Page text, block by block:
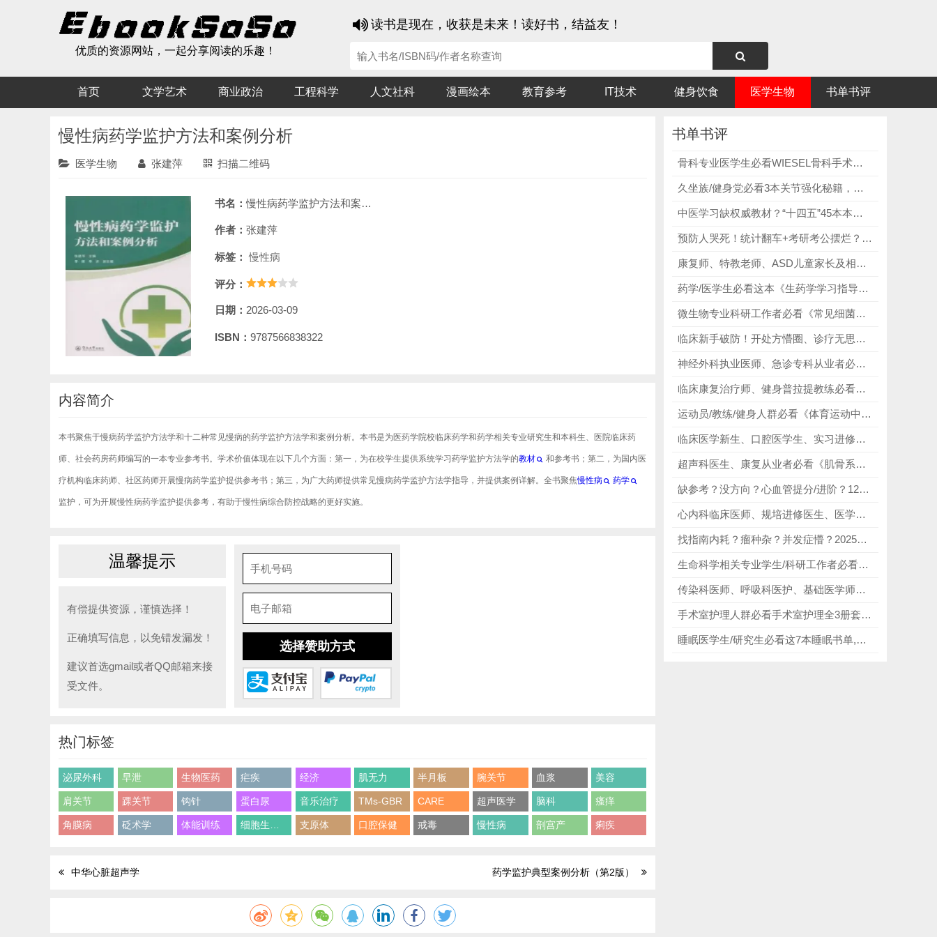
优质的资源网站，一起分享阅读的乐趣！
读书是现在，收获是未来！读好书，结益友！
首页 文学艺术 商业政治 工程科学 人文社科 漫画绘本 教育参考 IT技术 健身饮食 医学生物 书单书评
慢性病药学监护方法和案例分析
医学生物 张建萍 扫描二维码
书名：慢性病药学监护方法和案例分析
作者： 张建萍
标签： 慢性病
评分：
日期： 2026-03-09
ISBN： 9787566838322
内容简介
本书聚焦于慢病药学监护方法学和十二种常见慢病的药学监护方法学和案例分析。本书是为医药学院校临床药学和药学相关专业研究生和本科生、医院临床药
师、社会药房药师编写的一本专业参考书。学术价值体现在以下几个方面：第一，为在校学生提供系统学习药学监护方法学的教材 和参考书；第二，为国内医
疗机构临床药师、社区药师开展慢病药学监护提供参考书；第三，为广大药师提供常见慢病药学监护方法学指导，并提供案例详解。全书聚焦慢性病 药学
监护，可为开展慢性病药学监护提供参考，有助于慢性病综合防控战略的更好实施。
温馨提示
有偿提供资源，谨慎选择！
正确填写信息，以免错发漏发！
建议首选gmail或者QQ邮箱来接
受文件。
选择赞助方式
热门标签
泌尿外科 早泄 生物医药 疟疾 经济 肌无力 半月板 腕关节 血浆 美容
肩关节 踝关节 钩针 蛋白尿 音乐治疗 TMs-GBR CARE 超声医学 脑科 瘙痒
角膜病 砭术学 体能训练 支原体 口腔保健 戒毒 慢性病 剖宫产 痢疾
中华心脏超声学 药学监护典型案例分析（第2版）
书单书评
骨科专业医学生必看WIESEL骨科手术学全9册，涵盖骨科临床所有高频领域，针对性讲解实操技巧！
久坐族/健身党必看3本关节强化秘籍，一套科学、系统、实用的关节强化训练指南，是舒缓关节不适、强化关节功能、日常养护关节的核心关键！
中医学习缺权威教材？“十四五”45本本科规划教材，多学科全覆盖，应试、临床、自我提升谁存谁受益、谁学谁封神！
预防人哭死！统计翻车+考研考公摆烂？这套人卫教材直接救急！
康复师、特教老师、ASD儿童家长及相关从业者必看《儿童孤独症谱系障碍康复训练指导》，康复相关需求全满足！
药学/医学生必看这本《生药学学习指导与习题集》第2版，一站式解决生药学难学、知识点零散、鉴定难记、备考缺教辅的所有痛点！
微生物专业科研工作者必看《常见细菌系统鉴定手册》，完美解决“查菌难、操作难、配方杂、保藏难”的痛点！
临床新手破防！开处方懵圈、诊疗无思路？这套手册直接救大命！
神经外科执业医师、急诊专科从业者必看《Greenberg's Handbook of Neurosurgery》，以精简赋能临床，以权威守护诊疗！
临床康复治疗师、健身普拉提教练必看负压疗法运动康复筋膜罐（八讲），精准解决筋膜粘连、神经卡压、运动损伤、术后功能障碍！
运动员/教练/健身人群必看《体育运动中的功能性训练（第2版）》，不论你是在力量房、赛场还是田径场，随时随地都能用，不受场地、器材限制，碎片时间就能学、就能练，高效利用每一分钟！！
临床医学新生、口腔医学生、实习进修医师、考研备考人群、医学留学从业者必看《Gray’s Anatomy格氏解剖学》第5版，颅神经专属图谱，攻克学医难点！
超声科医生、康复从业者必看《肌骨系统超声断层解剖图谱》，覆盖肌肉、肌腱、韧带、神经等核心结构，完美还原肌骨系统的解剖细节！
缺参考？没方向？心血管提分/进阶？12本心血管丛书权威合集，精准破解临床缺权威参考、学习无系统、进阶无方向、资料零散核心痛点！
心内科临床医师、规培进修医生、医学生、内科全科医生必看《实用心血管医学第二版》，实操专项教学，含金量极高！
找指南内耗？瘤种杂？并发症懵？2025版CSCO诊疗指南合集，精准破解指南难找、方案滞后、并发症处理无规范、科研备考无依据痛点
生命科学相关专业学生/科研工作者必看表观遗传学（第二版），每一个知识点都能直接对接科研、论文撰写，真正实现“学完就能用”
传染科医师、呼吸科医护、基础医学师生必看《病毒与细胞分子生物学》第二版，吃透呼吸道病毒，优化临床处置！
手术室护理人群必看手术室护理全3册套装，从管理到临床，从质控到培训，覆盖手术室护理所有核心场景！
睡眠医学生/研究生必看这7本睡眠书单,从失眠自救到专业备考,彻底解决睡眠相关人群失眠、临床、备考、筹建的所有痛点!